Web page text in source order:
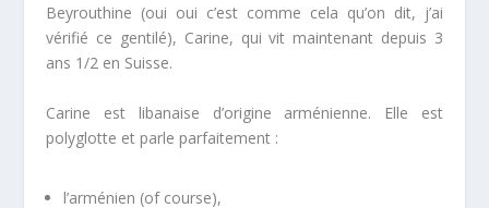
Beyrouthine (oui oui c’est comme cela qu’on dit, j’ai
vérifié ce gentilé), Carine, qui vit maintenant depuis 3
ans 1/2 en Suisse.
Carine est libanaise d’origine arménienne. Elle est
polyglotte et parle parfaitement :
l’arménien (of course),